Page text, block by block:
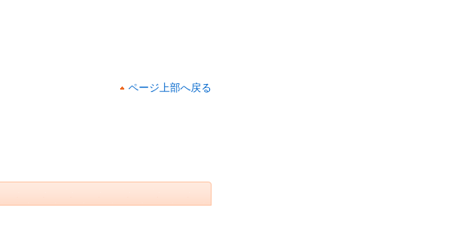
ページ上部へ戻る